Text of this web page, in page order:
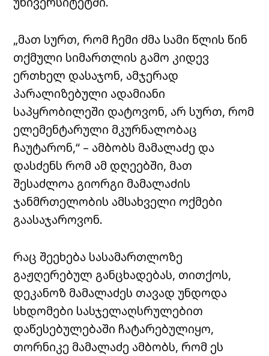
„მათ სურთ, რომ ჩემი ძმა სამი წლის წინ
თქმული სიმართლის გამო კიდევ
ერთხელ დასაჯონ, ამჯერად
პარალიზებული ადამიანი
საპყრობილეში დატოვონ, არ სურთ, რომ
ელემენტარული მკურნალობაც
ჩაუტარონ,“ – ამბობს მამალაძე და
დასძენს რომ ამ დღეებში, მათ
შესაძლოა გიორგი მამალაძის
ჯანმრთელობის ამსახველი ოქმები
გაასაჯაროვონ.
რაც შეეხება სასამართლოზე
გაჟღერებულ განცხადებას, თითქოს,
დეკანოზ მამალაძეს თავად უნდოდა
სხდომები სასჯელაღსრულებით
დაწესებულებაში ჩატარებულიყო,
თორნიკე მამალაძე ამბობს, რომ ეს